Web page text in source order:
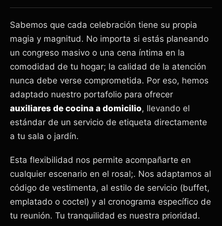
Sabemos que cada celebración tiene su propia
magia y magnitud. No importa si estás planeando
un congreso masivo o una cena íntima en la
comodidad de tu hogar; la calidad de la atención
nunca debe verse comprometida. Por eso, hemos
adaptado nuestro portafolio para ofrecer
auxiliares de cocina a domicilio, llevando el
estándar de un servicio de etiqueta directamente
a tu sala o jardín.
Esta flexibilidad nos permite acompañarte en
cualquier escenario en el rosal;. Nos adaptamos al
código de vestimenta, al estilo de servicio (buffet,
emplatado o coctel) y al cronograma específico de
tu reunión. Tu tranquilidad es nuestra prioridad.